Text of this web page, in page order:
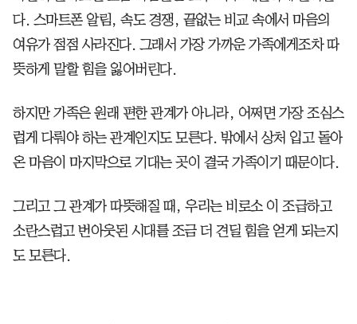
다. 스마트폰 알림, 속도 경쟁, 끝없는 비교 속에서 마음의
여유가 점점 사라진다. 그래서 가장 가까운 가족에게조차 따
뜻하게 말할 힘을 잃어버린다.
하지만 가족은 원래 편한 관계가 아니라, 어쩌면 가장 조심스
럽게 다뤄야 하는 관계인지도 모른다. 밖에서 상처 입고 돌아
온 마음이 마지막으로 기대는 곳이 결국 가족이기 때문이다.
그리고 그 관계가 따뜻해질 때, 우리는 비로소 이 조급하고
소란스럽고 번아웃된 시대를 조금 더 견딜 힘을 얻게 되는지
도 모른다.